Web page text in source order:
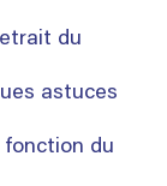
du
astuces
du